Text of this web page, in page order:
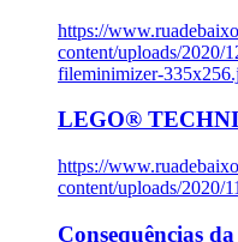
https://
content/uploads/2020/
fileminimizer-
LEGO®
https://
content/uploads/2020/
Consequências